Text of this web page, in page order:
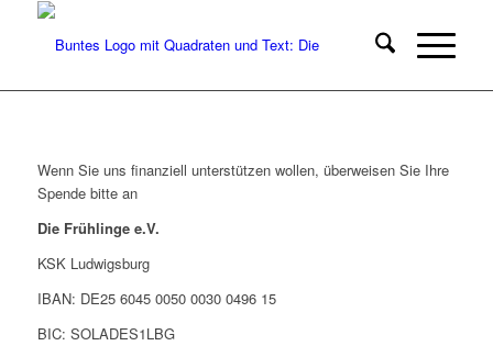
Wenn Sie uns finanziell unterstützen wollen, überweisen Sie Ihre
Spende bitte an
Die Frühlinge e.V.
KSK Ludwigsburg
IBAN: DE25 6045 0050 0030 0496 15
BIC: SOLADES1LBG